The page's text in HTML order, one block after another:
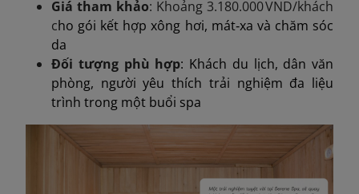
Giá tham khảo: Khoảng 3.180.000 VND/khách
cho gói kết hợp xông hơi, mát‑xa và chăm sóc
da
Đối tượng phù hợp: Khách du lịch, dân văn
phòng, người yêu thích trải nghiệm đa liệu
trình trong một buổi spa